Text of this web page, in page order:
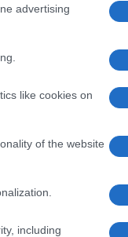
advertising
like cookies on
of the website
including
θα